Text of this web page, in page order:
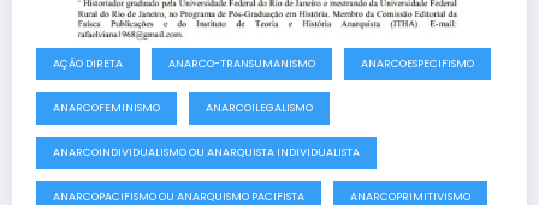
AÇÃO DIRETA ANARCO-TRANSUMANISMO ANARCOESPECIFISMO
ANARCOFEMINISMO ANARCOILEGALISMO
ANARCOINDIVIDUALISMO OU ANARQUISTA INDIVIDUALISTA
ANARCOPACIFISMO OU ANARQUISMO PACIFISTA ANARCOPRIMITIVISMO